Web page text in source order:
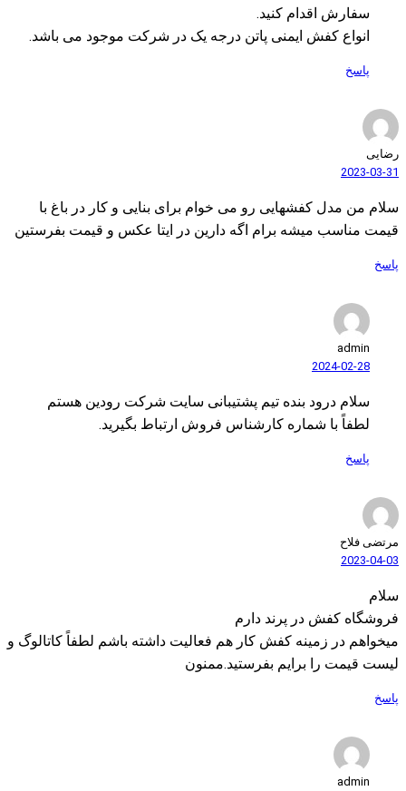
سفارش اقدام کنید.
انواع کفش ایمنی پاتن درجه یک در شرکت موجود می باشد.
پاسخ
رضایی
2023-03-31
سلام من مدل کفشهایی رو می خوام برای بنایی و کار در باغ با
قیمت مناسب میشه برام اگه دارین در ایتا عکس و قیمت بفرستین
پاسخ
admin
2024-02-28
سلام درود بنده تیم پشتیبانی سایت شرکت رودین هستم
لطفاً با شماره کارشناس فروش ارتباط بگیرید.
پاسخ
مرتضی فلاح
2023-04-03
سلام
فروشگاه کفش در پرند دارم
میخواهم در زمینه کفش کار هم فعالیت داشته باشم لطفاً کاتالوگ و
لیست قیمت را برایم بفرستید.ممنون
پاسخ
admin